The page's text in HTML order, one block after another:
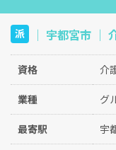
派 ｜ 宇都宮市 ｜
資格 介
業種 グ
最寄駅 宇